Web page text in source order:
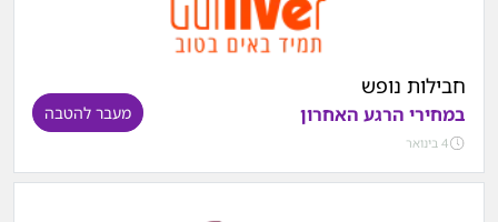
חבילות נופש
במחירי הרגע האחרון
4 בינואר
מעבר להטבה